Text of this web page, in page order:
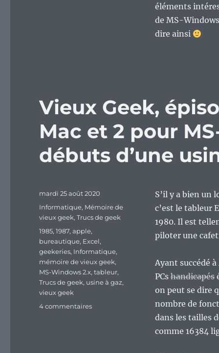
éléments
de MS-
dire ainsi
Vieux Geek,
Mac et 2 pour
débuts d’une
S’il y a bien un
c’est le tableur
1980. Il est
piloter une
Ayant succédé
PCs handicapés
on peut se dire
nombre de
dans les tailles
comme 16384
Publié
mardi 25 août 2020
Catégories
Informatique, Mémoire de
vieux geek,Trucs de geek
Étiquettes
1985,1987,apple,
bureautique, Excel,
geekeries, Informatique,
mémoire de vieux geek,
MS-Windows 2.x,tableur,
Trucs de geek, usine à gaz,
vieux geek
4 commentairessur